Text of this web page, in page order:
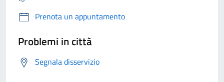
Prenota un appuntamento
Problemi in città
Segnala disservizio